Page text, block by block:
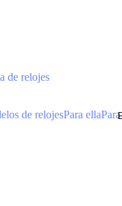
de relojes
de relojesPara ellaPara